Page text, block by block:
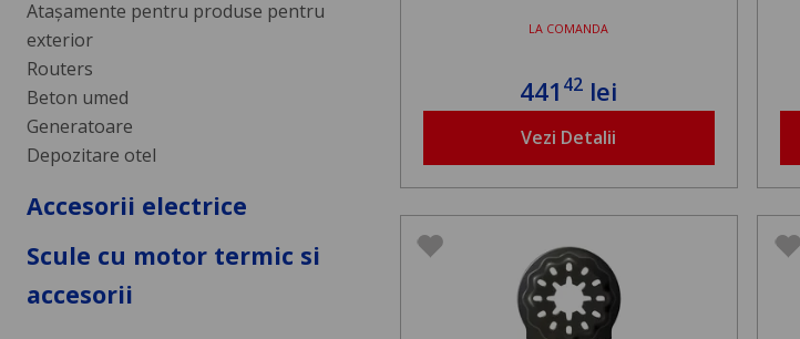
Atașamente pentru produse pentru
exterior
Routers
Beton umed
Generatoare
Depozitare otel
Accesorii electrice
Scule cu motor termic si
accesorii
LA COMANDA
441 42 lei
Vezi Detalii